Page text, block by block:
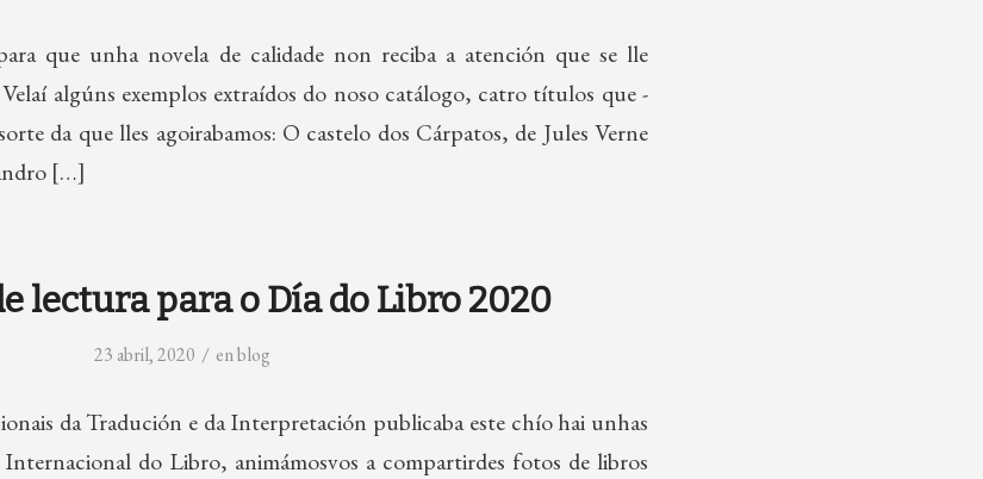
que unha novela de calidade non reciba a atención que se lle
algúns exemplos extraídos do noso catálogo, catro títulos que -
da que lles agoirabamos: O castelo dos Cárpatos, de Jules Verne
[…]
lectura para o Día do Libro 2020
23 abril, 2020 / enblog
da Tradución e da Interpretación publicaba este chío hai unhas
Internacional do Libro, animámosvos a compartirdes fotos de libros